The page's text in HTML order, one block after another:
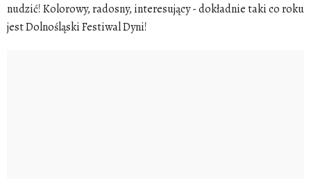
nudzić!Kolorowy, radosny, interesujący - dokładnie taki co roku
jest Dolnośląski Festiwal Dyni!